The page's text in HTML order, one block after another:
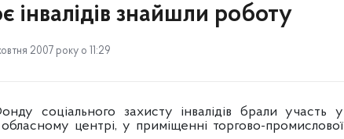
інвалідів знайшли роботу
2007 року о 11:29
соціального захисту інвалідів брали участь у
центрі, у приміщенні торгово-промислової